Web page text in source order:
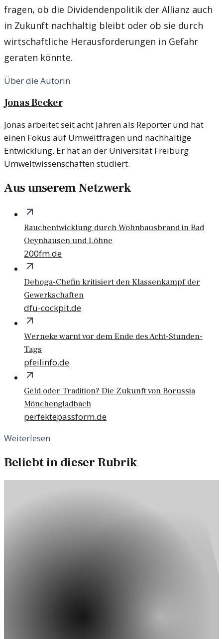
fragen, ob die Dividendenpolitik der Allianz auch
in Zukunft nachhaltig bleibt oder ob sie durch
wirtschaftliche Herausforderungen in Gefahr
geraten könnte.
Über die Autorin
Jonas Becker
Jonas arbeitet seit acht Jahren als Reporter und hat
einen Fokus auf Umweltfragen und nachhaltige
Entwicklung. Er hat an der Universität Freiburg
Umweltwissenschaften studiert.
Aus unserem Netzwerk
Rauchentwicklung durch Wohnhausbrand in Bad
Oeynhausen und Löhne
200fm.de
Dehoga-Chefin kritisiert den Klassenkampf der
Gewerkschaften
dfu-cockpit.de
Werneke warnt vor dem Ende des Acht-Stunden-
Tags
pfeilinfo.de
Geld oder Tradition? Die Zukunft von Borussia
Mönchengladbach
perfektepassform.de
Weiterlesen
Beliebt in dieser Rubrik